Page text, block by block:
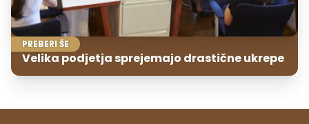
PREBERI ŠE
Velika podjetja sprejemajo drastične ukrepe